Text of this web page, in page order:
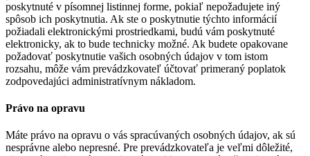
poskytnuté v písomnej listinnej forme, pokiaľ nepožadujete iný
spôsob ich poskytnutia. Ak ste o poskytnutie týchto informácií
požiadali elektronickými prostriedkami, budú vám poskytnuté
elektronicky, ak to bude technicky možné. Ak budete opakovane
požadovať poskytnutie vašich osobných údajov v tom istom
rozsahu, môže vám prevádzkovateľ účtovať primeraný poplatok
zodpovedajúci administratívnym nákladom.
Právo na opravu
Máte právo na opravu o vás spracúvaných osobných údajov, ak sú
nesprávne alebo nepresné. Pre prevádzkovateľa je veľmi dôležité,